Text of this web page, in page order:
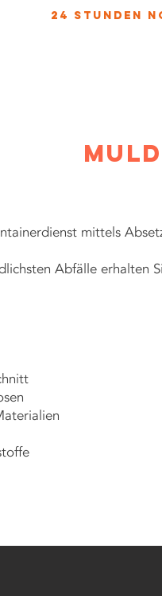
24 stunden
mittels
Abfälle erhalten